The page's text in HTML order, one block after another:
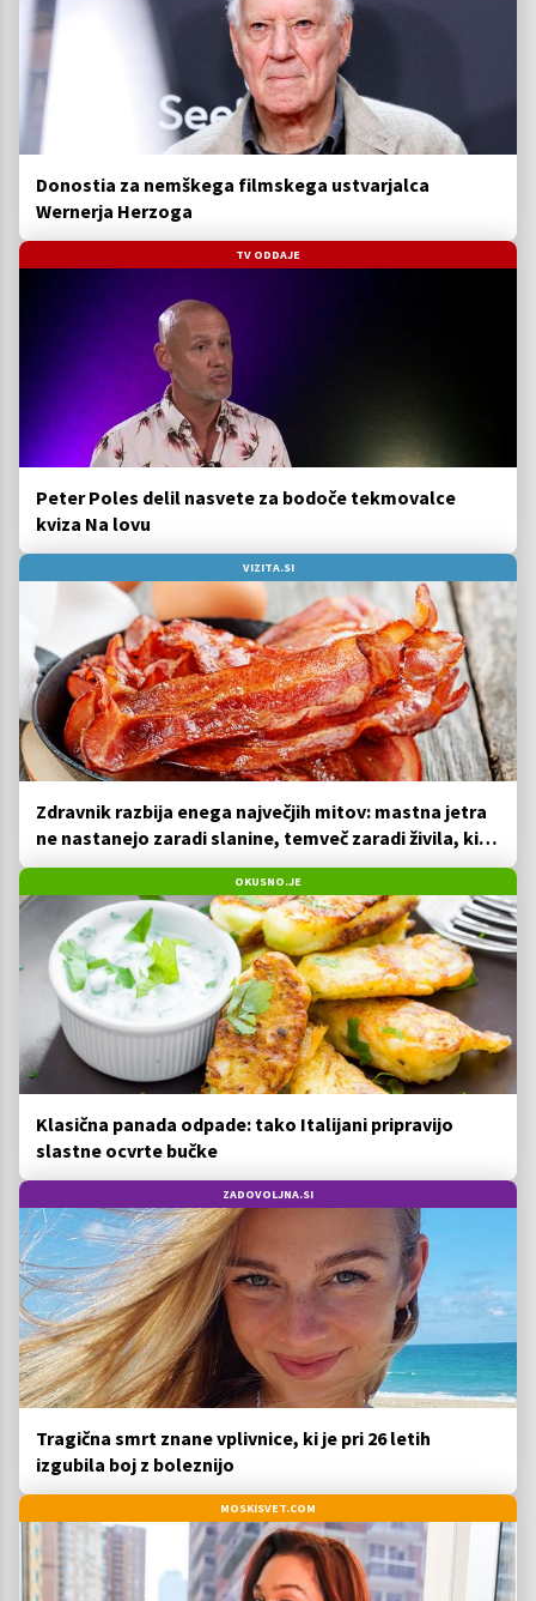
Donostia za nemškega filmskega ustvarjalca
Wernerja Herzoga
TV ODDAJE
Peter Poles delil nasvete za bodoče tekmovalce
kviza Na lovu
VIZITA.SI
Zdravnik razbija enega največjih mitov: mastna jetra
ne nastanejo zaradi slanine, temveč zaradi živila, ki
ga imamo vsi radi
OKUSNO.JE
Klasična panada odpade: tako Italijani pripravijo
slastne ocvrte bučke
ZADOVOLJNA.SI
Tragična smrt znane vplivnice, ki je pri 26 letih
izgubila boj z boleznijo
MOSKISVET.COM